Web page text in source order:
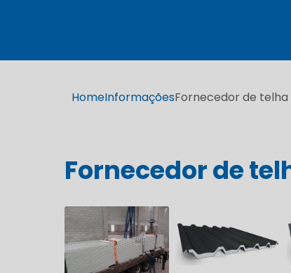
HomeInformaçõesFornecedor de
Fornecedor de